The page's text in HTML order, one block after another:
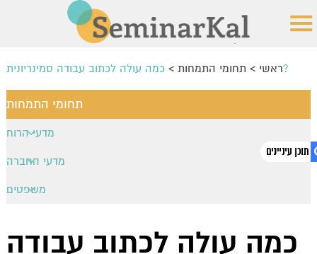
ראשי > תחומי התמחות > כמה עולה לכתוב עבודה סמינריונית?
תחומי התמחות
מדעי הרוח
פילוסופיה
ספרות
מדעי החברה
תקשורת
יחסים בינלאומיים
משפטים
דיני מיסים
כמה עולה לכתוב עבודה